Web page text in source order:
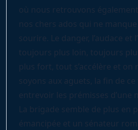
où nous retrouvons
nos chers ados qui ne
sourire. Le danger, l’audace et
toujours plus loin, toujours
plus fort, tout s’accélère et on
soyons aux aguets, la fin de
entrevoir les prémisses d’une
La brigade semble de plus en
émancipée et un sénateur